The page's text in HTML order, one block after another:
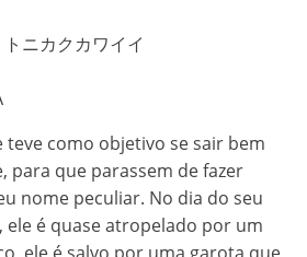
トニカクカワイイ
teve como objetivo se sair bem
para que parassem de fazer
nome peculiar. No dia do seu
é quase atropelado por um